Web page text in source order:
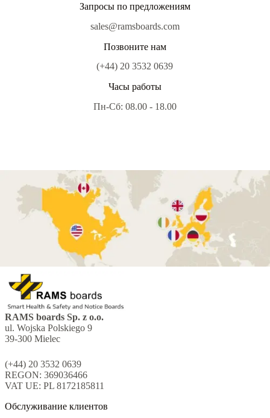
Запросы по предложениям
sales@ramsboards.com
Позвоните нам
(+44) 20 3532 0639
Часы работы
Пн-Сб: 08.00 - 18.00
RAMS boards Sp. z o.o.
ul. Wojska Polskiego 9
39-300 Mielec
(+44) 20 3532 0639
REGON: 369036466
VAT UE: PL 8172185811
Обслуживание клиентов